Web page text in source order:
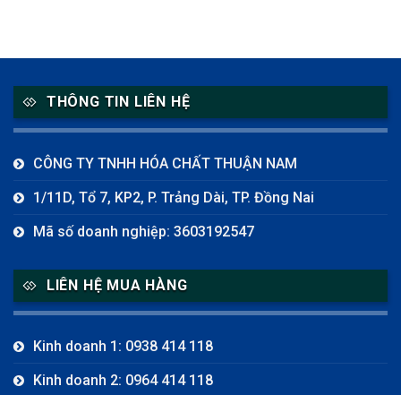
THÔNG TIN LIÊN HỆ
CÔNG TY TNHH HÓA CHẤT THUẬN NAM
1/11D, Tổ 7, KP2, P. Trảng Dài, TP. Đồng Nai
Mã số doanh nghiệp: 3603192547
LIÊN HỆ MUA HÀNG
Kinh doanh 1: 0938 414 118
Kinh doanh 2: 0964 414 118